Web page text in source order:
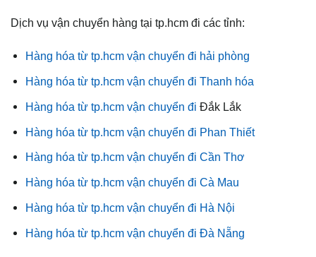
Dịch vụ vận chuyển hàng tại tp.hcm đi các tỉnh:
Hàng hóa từ tp.hcm vận chuyển đi hải phòng
Hàng hóa từ tp.hcm vận chuyển đi Thanh hóa
Hàng hóa từ tp.hcm vận chuyển điĐắk Lắk
Hàng hóa từ tp.hcm vận chuyển đi Phan Thiết
Hàng hóa từ tp.hcm vận chuyển đi Cần Thơ
Hàng hóa từ tp.hcm vận chuyển đi Cà Mau
Hàng hóa từ tp.hcm vận chuyển đi Hà Nội
Hàng hóa từ tp.hcm vận chuyển đi Đà Nẵng